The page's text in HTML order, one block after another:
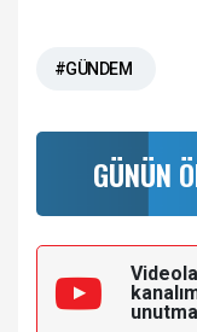
#GÜNDEM
GÜNÜN